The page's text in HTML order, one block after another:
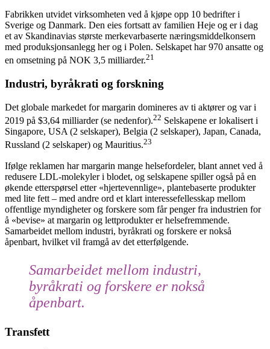
Fabrikken utvidet virksomheten ved å kjøpe opp 10 bedrifter i
Sverige og Danmark. Den eies fortsatt av familien Heje og er i dag
et av Skandinavias største merkevarbaserte næringsmiddelkonsern
med produksjonsanlegg her og i Polen. Selskapet har 970 ansatte og
en omsetning på NOK 3,5 milliarder.21
Industri, byråkrati og forskning
Det globale markedet for margarin domineres av ti aktører og var i
2019 på $3,64 milliarder (se nedenfor).22 Selskapene er lokalisert i
Singapore, USA (2 selskaper), Belgia (2 selskaper), Japan, Canada,
Russland (2 selskaper) og Mauritius.23
Ifølge reklamen har margarin mange helsefordeler, blant annet ved å
redusere LDL-molekyler i blodet, og selskapene spiller også på en
økende etterspørsel etter «hjertevennlige», plantebaserte produkter
med lite fett – med andre ord et klart interessefellesskap mellom
offentlige myndigheter og forskere som får penger fra industrien for
å «bevise» at margarin og lettprodukter er helsefremmende.
Samarbeidet mellom industri, byråkrati og forskere er nokså
åpenbart, hvilket vil framgå av det etterfølgende.
Samarbeidet mellom industri,
byråkrati og forskere er nokså
åpenbart.
Transfett